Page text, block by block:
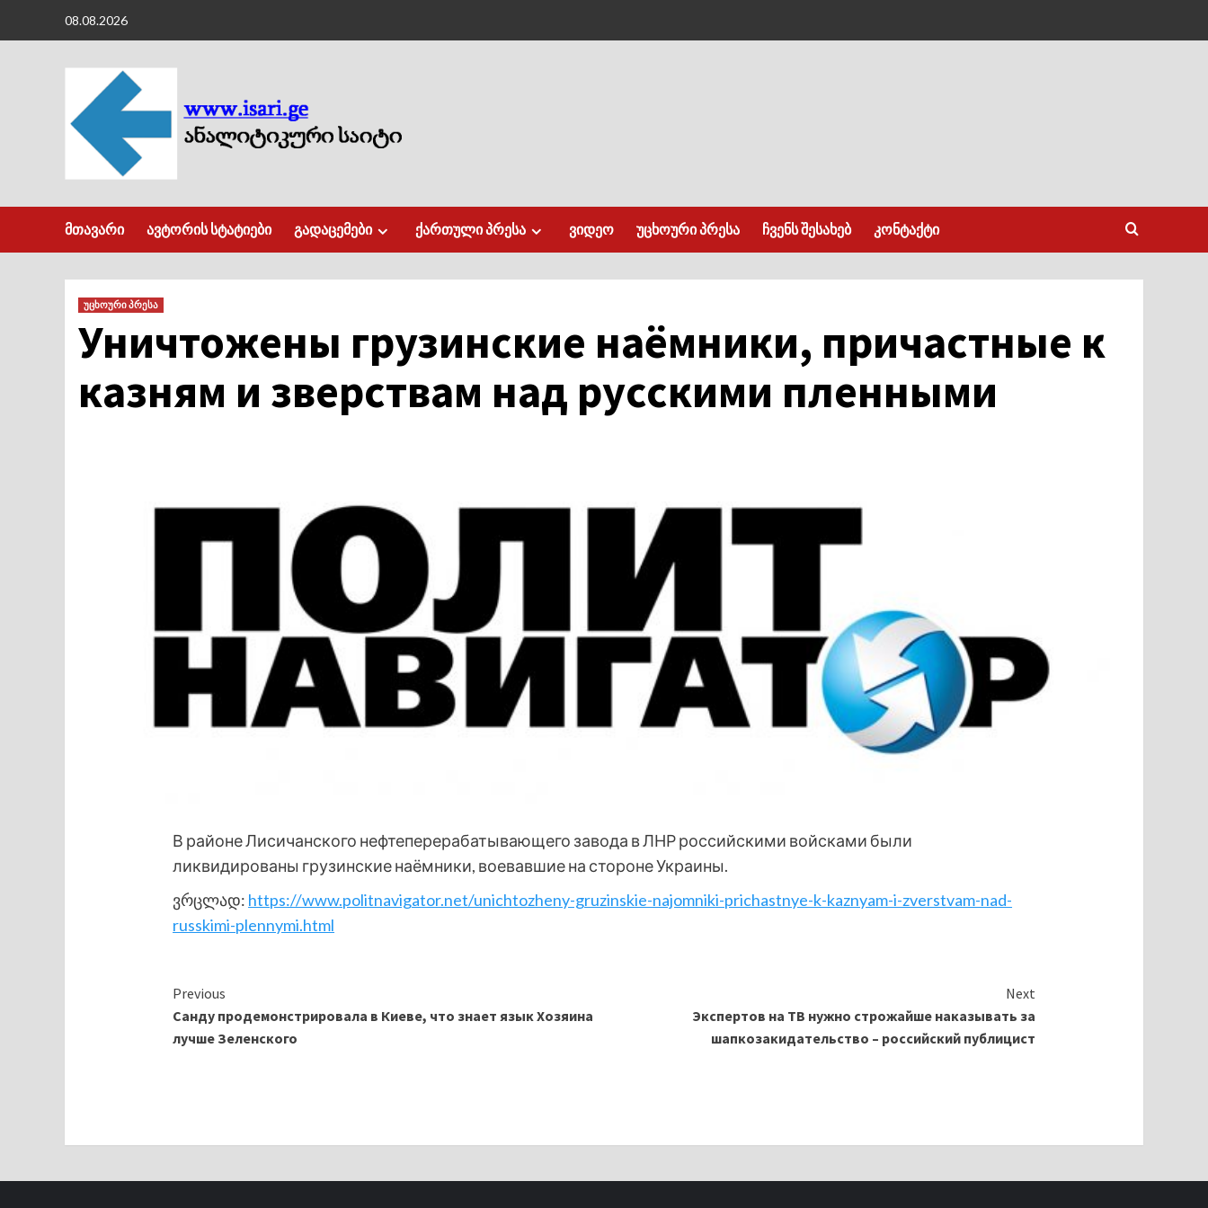
08.08.2026
მთავარი ავტორის სტატიები გადაცემები ქართული პრესა ვიდეო უცხოური პრესა ჩვენს შესახებ კონტაქტი
უცხოური პრესა
Уничтожены грузинские наёмники, причастные к
казням и зверствам над русскими пленными
В районе Лисичанского нефтеперерабатывающего завода в ЛНР российскими войсками были
ликвидированы грузинские наёмники, воевавшие на стороне Украины.
ვრცლად: https://www.politnavigator.net/unichtozheny-gruzinskie-najomniki-prichastnye-k-kaznyam-i-zverstvam-nad-
russkimi-plennymi.html
Continue
Reading
Previous
Санду продемонстрировала в Киеве, что знает язык Хозяина
лучше Зеленского
Next
Экспертов на ТВ нужно строжайше наказывать за
шапкозакидательство – российский публицист